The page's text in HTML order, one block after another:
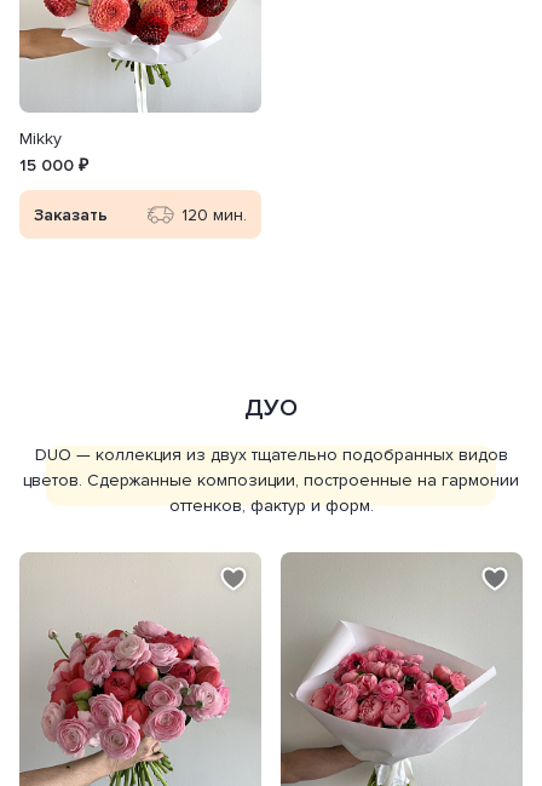
Mikky
15 000 ₽
Заказать 120 мин.
ДУО
DUO — коллекция из двух тщательно подобранных видов
цветов. Сдержанные композиции, построенные на гармонии
оттенков, фактур и форм.